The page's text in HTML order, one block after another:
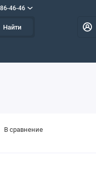
46-46
Найти
В сравнение